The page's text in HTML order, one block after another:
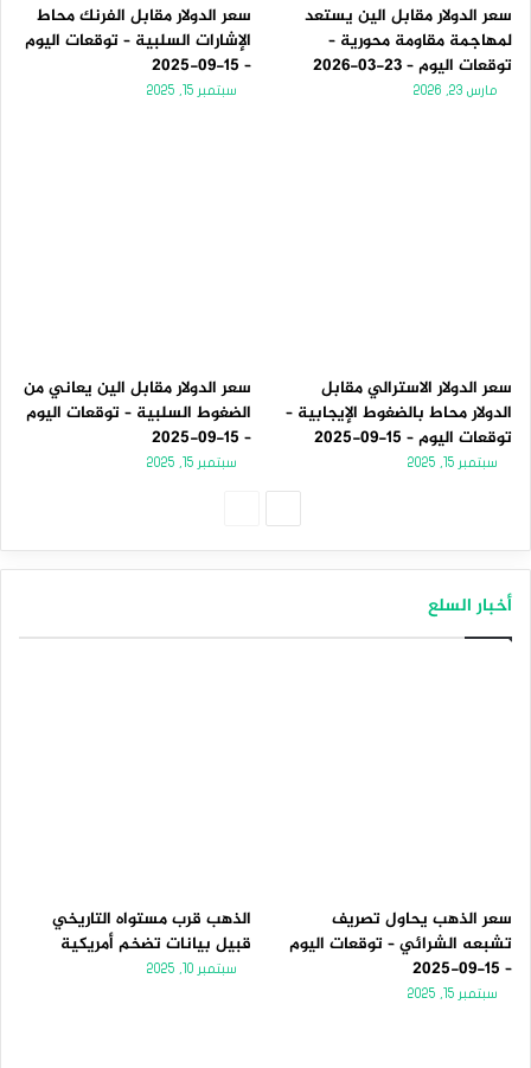
سعر الدولار مقابل الين يستعد
لمهاجمة مقاومة محورية –
توقعات اليوم – 23-03-2026
مارس 23, 2026
سعر الدولار مقابل الفرنك محاط
الإشارات السلبية – توقعات اليوم
– 15-09-2025
سبتمبر 15, 2025
سعر الدولار الاسترالي مقابل
الدولار محاط بالضغوط الإيجابية –
توقعات اليوم – 15-09-2025
سبتمبر 15, 2025
سعر الدولار مقابل الين يعاني من
الضغوط السلبية – توقعات اليوم
– 15-09-2025
سبتمبر 15, 2025
أخبار السلع
سعر الذهب يحاول تصريف
تشبعه الشرائي – توقعات اليوم
– 15-09-2025
سبتمبر 15, 2025
الذهب قرب مستواه التاريخي
قبيل بيانات تضخم أمريكية
سبتمبر 10, 2025